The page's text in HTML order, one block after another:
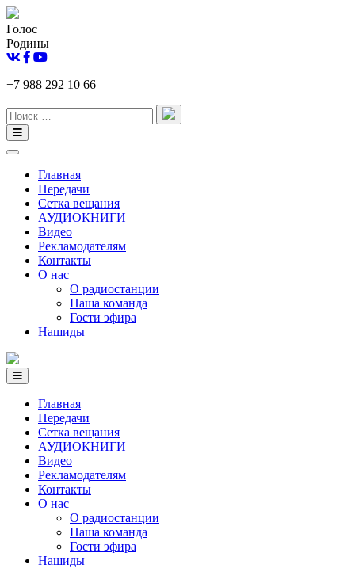
Голос
Родины
+7 988 292 10 66
Главная
Передачи
Сетка вещания
АУДИОКНИГИ
Видео
Рекламодателям
Контакты
О нас
О радиостанции
Наша команда
Гости эфира
Нашиды
Главная
Передачи
Сетка вещания
АУДИОКНИГИ
Видео
Рекламодателям
Контакты
О нас
О радиостанции
Наша команда
Гости эфира
Нашиды